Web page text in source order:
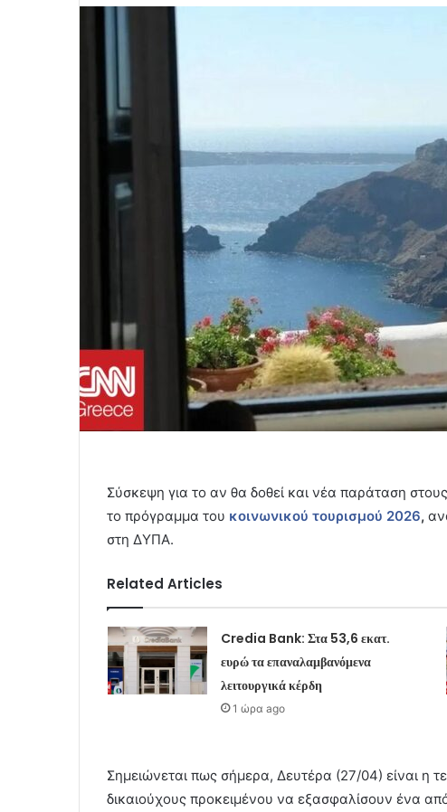
Σύσκεψη για το αν θα δοθεί και νέα παράταση
το πρόγραμμα του κοινωνικού τουρισμού 2026,
στη ΔΥΠΑ.
Related Articles
Credia Bank: Στα 53,6 εκατ.
ευρώ τα επαναλαμβανόμενα
λειτουργικά κέρδη
1 ώρα ago
Σημειώνεται πως σήμερα, Δευτέρα (27/04) είναι η
δικαιούχους προκειμένου να εξασφαλίσουν ένα